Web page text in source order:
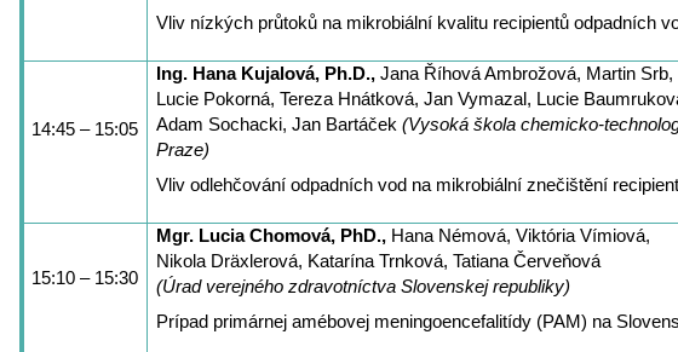
Vliv nízkých průtoků na mikrobiální kvalitu recipientů odpadních
14:45 – 15:05
Ing. Hana Kujalová, Ph.D., Jana Říhová Ambrožová, Martin
Lucie Pokorná, Tereza Hnátková, Jan Vymazal, Lucie
Adam Sochacki, Jan Bartáček (Vysoká škola chemicko-
Praze)
Vliv odlehčování odpadních vod na mikrobiální znečištění
15:10 – 15:30
Mgr. Lucia Chomová, PhD., Hana Némová, Viktória Vímiová,
Nikola Dräxlerová, Katarína Trnková, Tatiana Červeňová
(Úrad verejného zdravotníctva Slovenskej republiky)
Prípad primárnej amébovej meningoencefalitídy (PAM) na